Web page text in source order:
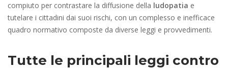
compiuto per contrastare la diffusione della ludopatia e
tutelare i cittadini dai suoi rischi, con un complesso e inefficace
quadro normativo composte da diverse leggi e provvedimenti.
Tutte le principali leggi contro